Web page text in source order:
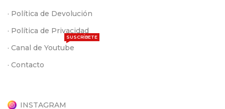
· Política de Devolución
· Política de Privacidad
· Canal de Youtube
SUSCRÍBETE
· Contacto
INSTAGRAM